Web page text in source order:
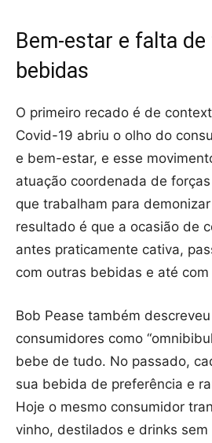
Bem-estar e falta de
bebidas
O primeiro recado é de
Covid-19 abriu o olho do
e bem-estar, e esse
atuação coordenada de
que trabalham para
resultado é que a ocasião de
antes praticamente cativa,
com outras bebidas e até
Bob Pease também
consumidores como
bebe de tudo. No passado,
sua bebida de preferência e
Hoje o mesmo consumidor
vinho, destilados e drinks sem